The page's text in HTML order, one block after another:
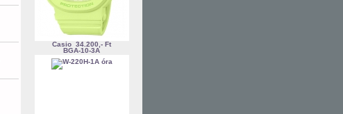
Casio 34.200,- Ft
BGA-10-3A